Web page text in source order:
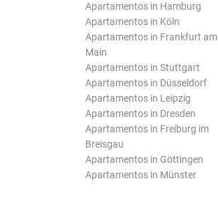
Apartamentos in Hamburg
Apartamentos in Köln
Apartamentos in Frankfurt am
Main
Apartamentos in Stuttgart
Apartamentos in Düsseldorf
Apartamentos in Leipzig
Apartamentos in Dresden
Apartamentos in Freiburg im
Breisgau
Apartamentos in Göttingen
Apartamentos in Münster